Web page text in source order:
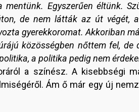
mentünk. Egyszerűen éltünk.
de nem látták az út végét,
gyerekkoromat. Akkoriban
közösségben nőttem fel,
a politika pedig nem
a színész. A kisebbségi
Ám ő már egy új